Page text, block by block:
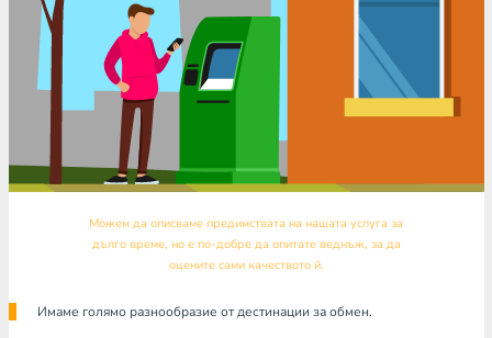
Можем да описваме предимствата на нашата услуга за
дълго време, но е по-добре да опитате веднъж, за да
оцените сами качеството й.
Имаме голямо разнообразие от дестинации за обмен.